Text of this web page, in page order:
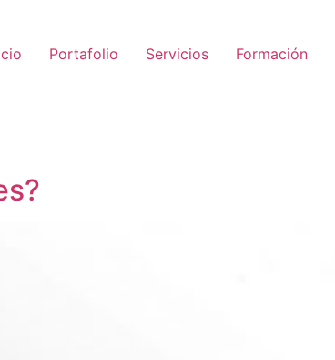
Portafolio Servicios Formación